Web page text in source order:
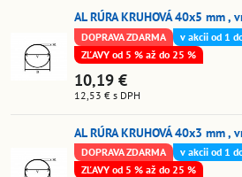
AL RÚRA KRUHOVÁ 40x5 mm ,
DOPRAVA ZDARMA
v akcii od 1
ZĽAVY od 5 % až do 25 %
10,19 €
12,53 € s DPH
AL RÚRA KRUHOVÁ 40x3 mm ,
DOPRAVA ZDARMA
v akcii od 1
ZĽAVY od 5 % až do 25 %